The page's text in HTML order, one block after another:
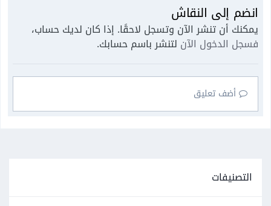
انضم إلى النقاش
يمكنك أن تنشر الآن وتسجل لاحقًا. إذا كان لديك حساب،
فسجل الدخول الآن لتنشر باسم حسابك.
أضف تعليق
التصنيفات